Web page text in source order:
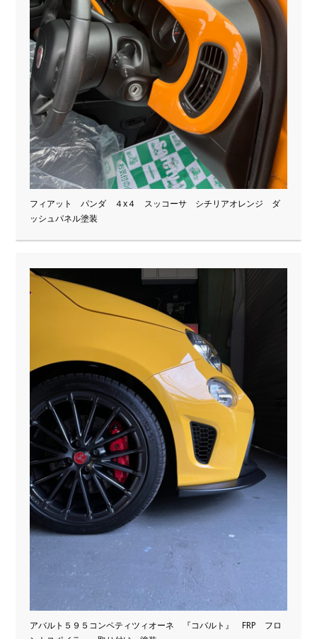
フィアット パンダ ４x４ スッコーサ シチリアオレンジ ダ
ッシュパネル塗装
アバルト５９５コンペティツィオーネ 『コバルト』 FRP フロ